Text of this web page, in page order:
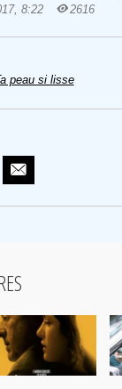
8:22
2616
peau si lisse